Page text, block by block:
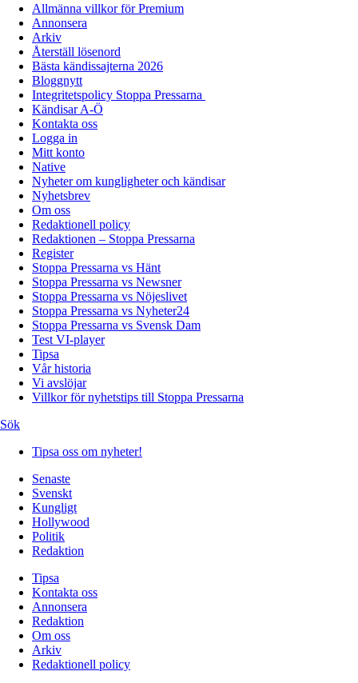
Allmänna villkor för Premium
Annonsera
Arkiv
Återställ lösenord
Bästa kändissajterna 2026
Bloggnytt
Integritetspolicy Stoppa Pressarna
Kändisar A-Ö
Kontakta oss
Logga in
Mitt konto
Native
Nyheter om kungligheter och kändisar
Nyhetsbrev
Om oss
Redaktionell policy
Redaktionen – Stoppa Pressarna
Register
Stoppa Pressarna vs Hänt
Stoppa Pressarna vs Newsner
Stoppa Pressarna vs Nöjeslivet
Stoppa Pressarna vs Nyheter24
Stoppa Pressarna vs Svensk Dam
Test VI-player
Tipsa
Vår historia
Vi avslöjar
Villkor för nyhetstips till Stoppa Pressarna
Sök
Tipsa oss om nyheter!
Senaste
Svenskt
Kungligt
Hollywood
Politik
Redaktion
Tipsa
Kontakta oss
Annonsera
Redaktion
Om oss
Arkiv
Redaktionell policy